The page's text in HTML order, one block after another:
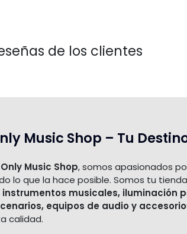
de los clientes
Music Shop – Tu
Only Music Shop, somos apasionados
lo que la hace posible. Somos tu
instrumentos musicales, iluminación
equipos de audio y
calidad.